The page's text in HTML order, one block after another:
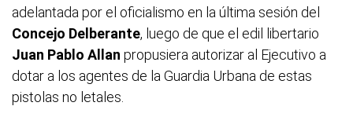
adelantada por el oficialismo en la última sesión del
Concejo Delberante, luego de que el edil libertario
Juan Pablo Allan propusiera autorizar al Ejecutivo a
dotar a los agentes de la Guardia Urbana de estas
pistolas no letales.